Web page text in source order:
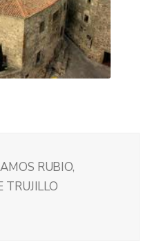
RUBIO,
TRUJILLO